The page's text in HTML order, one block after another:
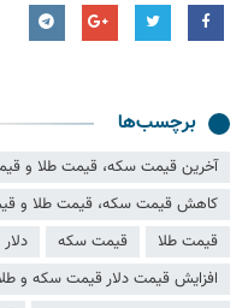
برچسب‌ها
آخرین قیمت سکه، قیمت طلا و قیمت
کاهش قیمت سکه، قیمت طلا و قیمت
قیمت طلا
قیمت سکه
دلار
افزایش قیمت دلار قیمت سکه و